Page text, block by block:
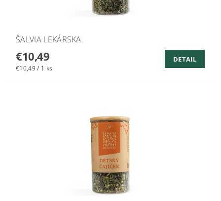
ŠALVIA LEKÁRSKA
€10,49
€10,49 / 1 ks
DETAIL